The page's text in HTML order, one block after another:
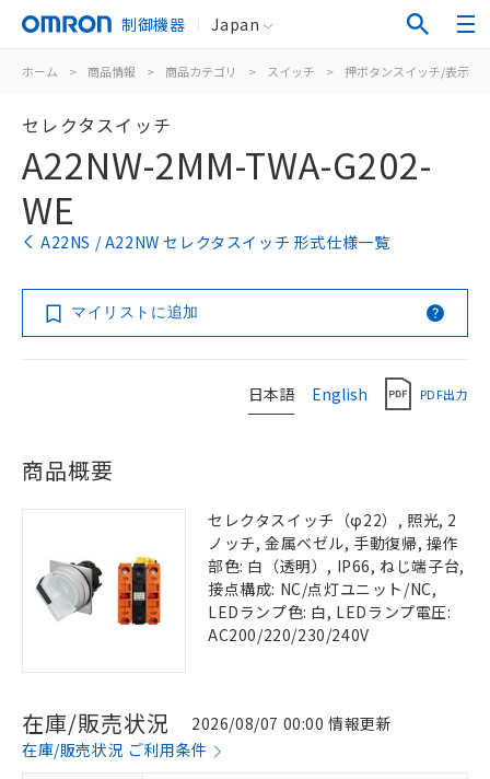
制御機器 Japan
ホーム > 商品情報 > 商品カテゴリ > スイッチ > 押ボタンスイッチ/表示灯
セレクタスイッチ
A22NW-2MM-TWA-G202-
WE
A22NS / A22NW セレクタスイッチ 形式仕様一覧
マイリストに追加
日本語 English PDF出力
商品概要
セレクタスイッチ（φ22）, 照光, 2
ノッチ, 金属ベゼル, 手動復帰, 操作
部色: 白（透明）, IP66, ねじ端子台,
接点構成: NC/点灯ユニット/NC,
LEDランプ色: 白, LEDランプ電圧:
AC200/220/230/240V
在庫/販売状況
2026/08/07 00:00 情報更新
在庫/販売状況 ご利用条件